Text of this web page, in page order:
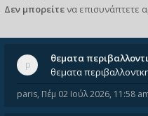
Δεν μπορείτενα επισυνάπτετε
θεματα
paris, Πέμ 02 Ιούλ 2026, 11:58